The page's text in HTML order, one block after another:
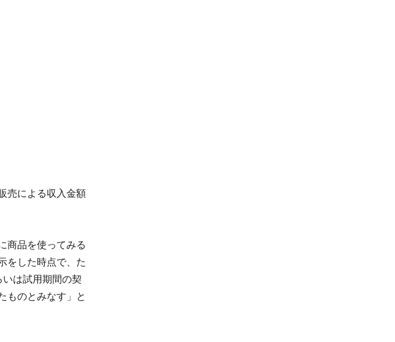
売による収入金額
商品を使ってみる
をした時点で、た
は試用期間の契
ものとみなす」と